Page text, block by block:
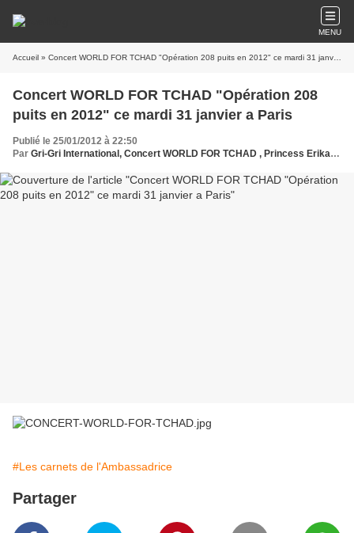
MENU
Accueil » Concert WORLD FOR TCHAD "Opération 208 puits en 2012" ce mardi 31 janvier a Paris
Concert WORLD FOR TCHAD "Opération 208
puits en 2012" ce mardi 31 janvier a Paris
Publié le 25/01/2012 à 22:50
Par Gri-Gri International, Concert WORLD FOR TCHAD , Princess Erika, Tchad ,Ma solange oussou
#Les carnets de l'Ambassadrice
Partager